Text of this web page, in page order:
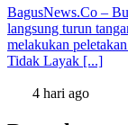
BagusNews.Co –
langsung turun
melakukan
Tidak Layak [...]
4 hari ago